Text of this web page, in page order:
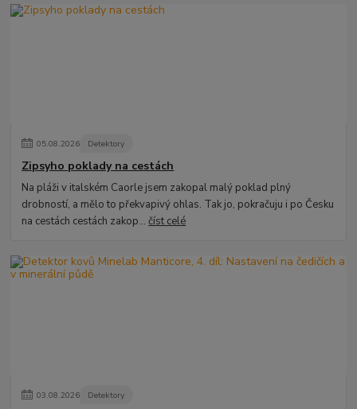
05.08.2026 Detektory
Zipsyho poklady na cestách
Na pláži v italském Caorle jsem zakopal malý poklad plný
drobností, a mělo to překvapivý ohlas. Tak jo, pokračuju i po Česku
na cestách cestách zakop...číst celé
03.08.2026 Detektory